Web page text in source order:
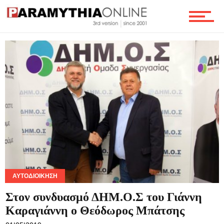
ΑΥΤΟΔΙΟΊΚΗΣΗ
Στον συνδυασμό ΔΗΜ.Ο.Σ του Γιάννη
Καραγιάννη ο Θεόδωρος Μπάτσης